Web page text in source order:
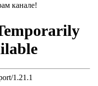
канале!